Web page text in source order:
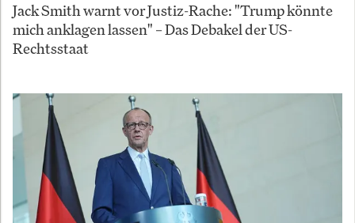
Jack Smith warnt vor Justiz-Rache: "Trump könnte
mich anklagen lassen" – Das Debakel der US-
Rechtsstaat